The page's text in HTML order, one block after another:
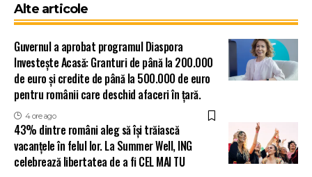
Alte articole
Guvernul a aprobat programul Diaspora
Investește Acasă: Granturi de până la 200.000
de euro și credite de până la 500.000 de euro
pentru românii care deschid afaceri în țară.
4 ore ago
43% dintre români aleg să își trăiască
vacanțele în felul lor. La Summer Well, ING
celebrează libertatea de a fi CEL MAI TU